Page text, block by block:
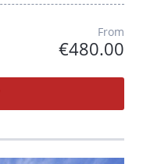
From
€480.00